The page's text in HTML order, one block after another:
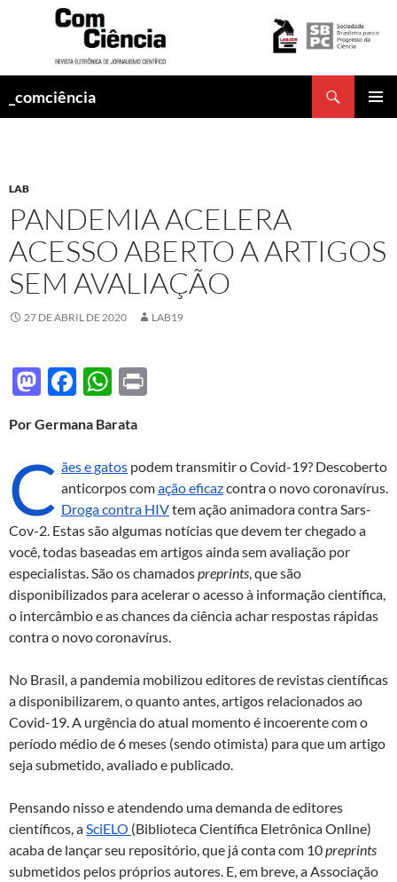
_comciência
LAB
PANDEMIA ACELERA
ACESSO ABERTO A ARTIGOS
SEM AVALIAÇÃO
27 DE ABRIL DE 2020 LAB19
M
to
d
o
n
F
e
b
o
o
k
W
at
s
A
p
p
PorGermana Barata
C ães e gatos podem transmitir o Covid-19? Descoberto
anticorpos comação eficazcontra o novo coronavírus.
Droga contra HIVtem ação animadora contra Sars-
Cov-2. Estas são algumas notícias que devem ter chegado a
você, todas baseadas em artigos ainda sem avaliação por
especialistas. São os chamadospreprints,que são
disponibilizados para acelerar o acesso à informação científica,
o intercâmbio e as chances da ciência achar respostas rápidas
contra o novo coronavírus.
No Brasil, a pandemia mobilizou editores de revistas científicas
a disponibilizarem, o quanto antes, artigos relacionados ao
Covid-19. A urgência do atual momento é incoerente com o
período médio de 6 meses (sendo otimista) para que um artigo
seja submetido, avaliado e publicado.
Pensando nisso e atendendo uma demanda de editores
científicos, aSciELO (Biblioteca Científica Eletrônica Online)
acaba de lançar seu repositório, que já conta com 10preprints
submetidos pelos próprios autores. E, em breve, a Associação